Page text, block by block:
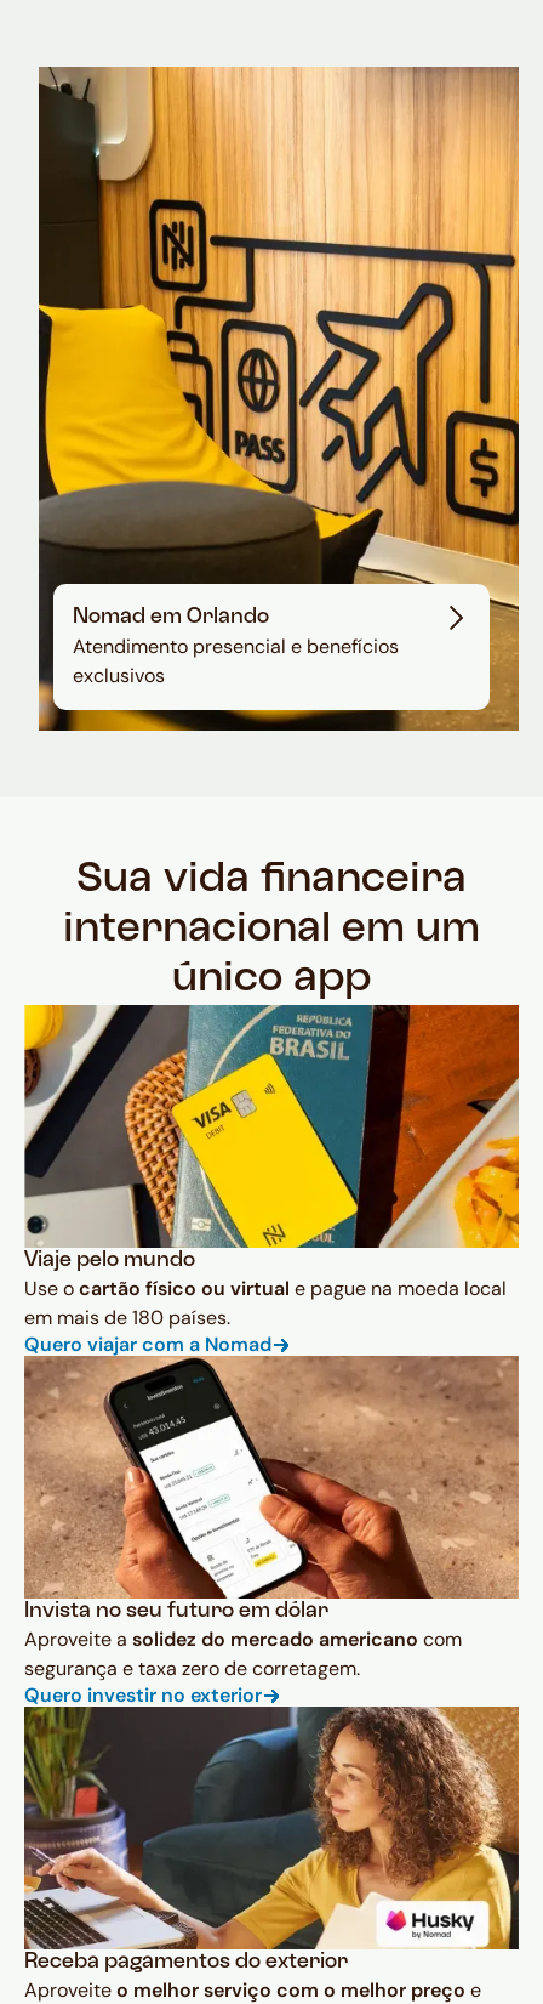
Nomad Explorer
Cartão de crédito brasileiro com cashback
em dólar
Nomad em Orlando
Atendimento presencial e benefícios
exclusivos
Sua vida financeira
internacional em um
único app
Viaje pelo mundo
Use ocartão físico ou virtual e pague na moeda local
em mais de 180 países.
Quero viajar com a Nomad
Invista no seu futuro em dólar
Aproveite a solidez do mercado americano com
segurança e taxa zero de corretagem.
Quero investir no exterior
Receba pagamentos do exterior
Aproveiteo melhor serviço com o melhor preço e